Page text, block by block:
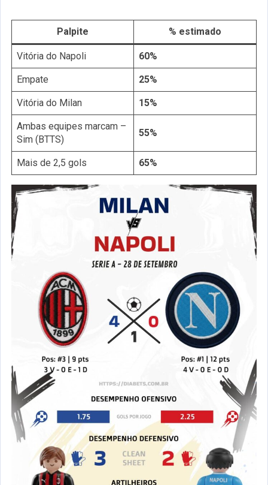
Palpite % estimado
Vitória do Napoli 60%
Empate 25%
Vitória do Milan 15%
Ambas equipes marcam –
Sim (BTTS)
55%
Mais de 2,5 gols 65%